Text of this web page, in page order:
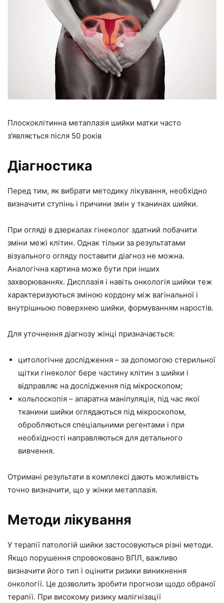
Плоскоклітинна метаплазія шийки матки часто
з’являється після 50 років
Діагностика
Перед тим, як вибрати методику лікування, необхідно
визначити ступінь і причини змін у тканинах шийки.
При огляді в дзеркалах гінеколог здатний побачити
зміни межі клітин. Однак тільки за результатами
візуального огляду поставити діагноз не можна.
Аналогічна картина може бути при інших
захворюваннях. Дисплазія і навіть онкологія шийки теж
характеризуються зміною кордону між вагінальної і
внутрішньою поверхнею шийки, формуванням наростів.
Для уточнення діагнозу жінці призначається:
цитологічне дослідження – за допомогою стерильної
щітки гінеколог бере частину клітин з шийки і
відправляє на дослідження під мікроскопом;
кольпоскопія – апаратна маніпуляція, під час якої
тканини шийки оглядаються під мікроскопом,
обробляються спеціальними регентами і при
необхідності направляються для детального
вивчення.
Отримані результати в комплексі дають можливість
точно визначити, що у жінки метаплазія.
Методи лікування
У терапії патологій шийки застосовуються різні методи.
Якщо порушення спровоковано ВПЛ, важливо
визначити його тип і оцінити ризики виникнення
онкології. Це дозволить зробити прогнози щодо обраної
терапії. При високому ризику малігнізації